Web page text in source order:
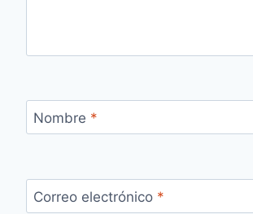
Nombre *
Correo electrónico *